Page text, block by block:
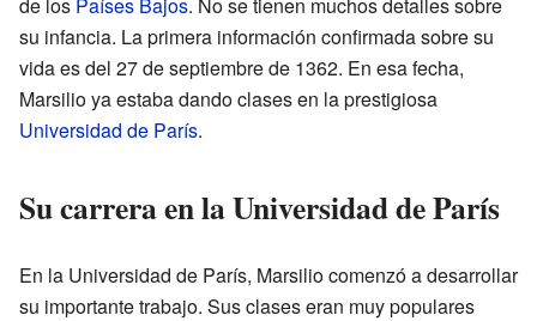
su infancia. La primera información confirmada sobre su
vida es del 27 de septiembre de 1362. En esa fecha,
Marsilio ya estaba dando clases en la prestigiosa
Universidad de París.
Su carrera en la Universidad de París
En la Universidad de París, Marsilio comenzó a desarrollar
su importante trabajo. Sus clases eran muy populares